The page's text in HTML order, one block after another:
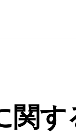
関